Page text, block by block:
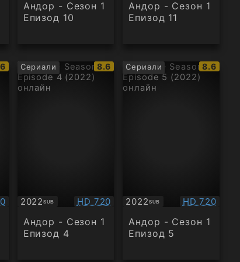
Андор - Сезон 1
Епизод 10
Андор - Сезон 1
Епизод 11
Сериали
IMDb
рейтинг:
8.6
2022SUB
Субтитри Качество:
HD 720
Андор - Сезон 1
Епизод 4
Сериали
IMDb
8.6
2022SUB
Субтитри Качество:
HD 720
Андор - Сезон 1
Епизод 5